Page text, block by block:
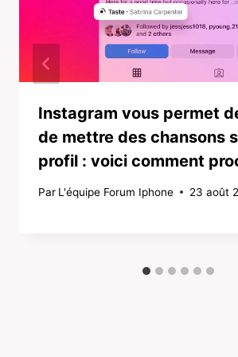
Instagram vous permet
de mettre des chansons
profil : voici comment
Par L'équipe Forum Iphone 23 août